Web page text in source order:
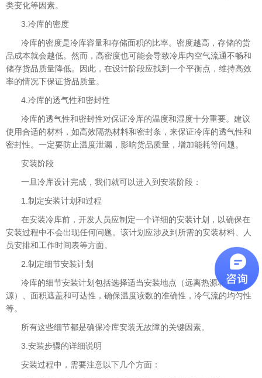
类变化等因素。
3.冷库的密度
冷库的密度是冷库容量和存储面积的比率。密度越高，存储的货
品成本就会越低。然而，高密度也可能会导致冷库内空气流通不畅和
储存货品质量降低。因此，在设计阶段应找到一个平衡点，维持高效
率的情况下保证货品质量。
4.冷库的透气性和密封性
冷库的透气性和密封性对保证冷库的温度和湿度十分重要。建议
使用合适的材料，如高效隔热材料和密封条，来保证冷库的透气性和
密封性。一定要防止温度泄漏，影响货品质量，增加能耗等问题。
安装阶段
一旦冷库设计完成，我们就可以进入到安装阶段：
1.制定安装计划和过程
在安装冷库前，开发人员应制定一个详细的安装计划，以确保在
安装过程中不会出现任何问题。该计划应涉及到所需的安装材料、人
员安排和工作时间表等方面。
2.制定细节安装计划
冷库的细节安装计划包括选择适当安装地点（远离热源和水
源）、面积遮盖和可达性，确保温度读数的准确性，冷气流的均匀性
等。
所有这些细节都是确保冷库安装无故障的关键因素。
3.安装步骤的详细说明
安装过程中，需要注意以下几个方面：